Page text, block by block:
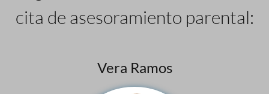
cita de asesoramiento parental:
Vera Ramos